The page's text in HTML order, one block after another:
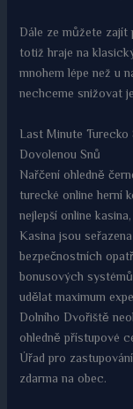
Dále ze můžete zajít
totiž hraje na
mnohem lépe než u
nechceme snižovat
Last Minute
Dovolenou Snů
Nařčení ohledně
turecké online herní
nejlepší online
Kasina jsou
bezpečnostních
bonusových
udělat maximum
Dolního Dvořiště
ohledně přístupové
Úřad pro
zdarma na obec.